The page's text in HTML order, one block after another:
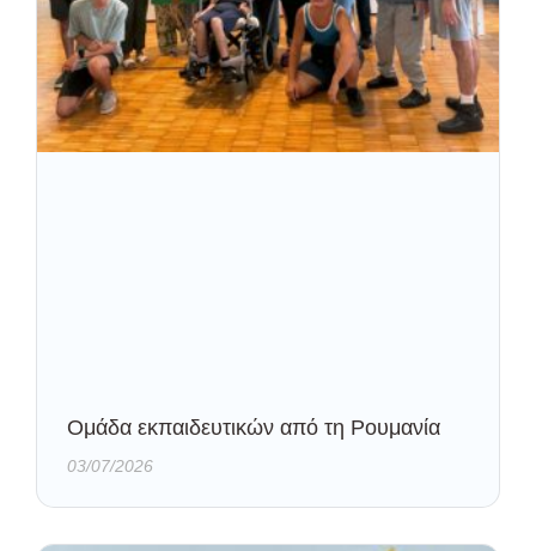
Oμάδα εκπαιδευτικών από τη Ρουμανία
03/07/2026